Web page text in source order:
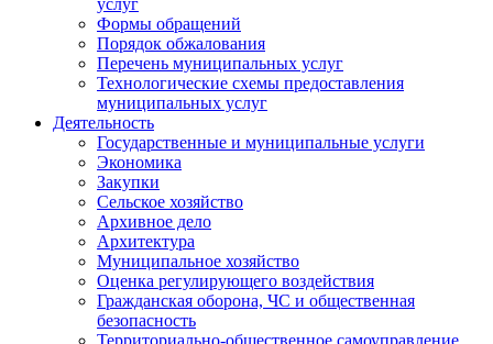
услуг
Формы обращений
Порядок обжалования
Перечень муниципальных услуг
Технологические схемы предоставления
муниципальных услуг
Деятельность
Государственные и муниципальные услуги
Экономика
Закупки
Сельское хозяйство
Архивное дело
Архитектура
Муниципальное хозяйство
Оценка регулирующего воздействия
Гражданская оборона, ЧС и общественная
безопасность